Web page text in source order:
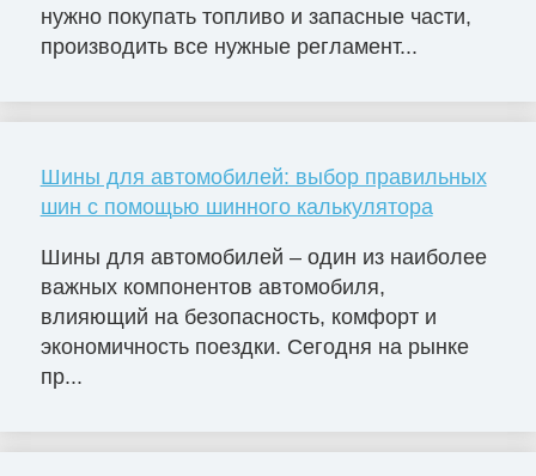
нужно покупать топливо и запасные части,
производить все нужные регламент...
Шины для автомобилей: выбор правильных
шин с помощью шинного калькулятора
Шины для автомобилей – один из наиболее
важных компонентов автомобиля,
влияющий на безопасность, комфорт и
экономичность поездки. Сегодня на рынке
пр...